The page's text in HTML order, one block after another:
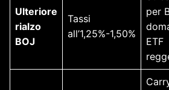
Ulteriore
rialzo
BOJ
Tassi
all’1,25%-1,50%
per
ETF